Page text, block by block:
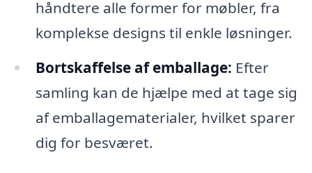
håndtere alle former for møbler, fra
komplekse designs til enkle løsninger.
Bortskaffelse af emballage: Efter
samling kan de hjælpe med at tage sig
af emballagematerialer, hvilket sparer
dig for besværet.